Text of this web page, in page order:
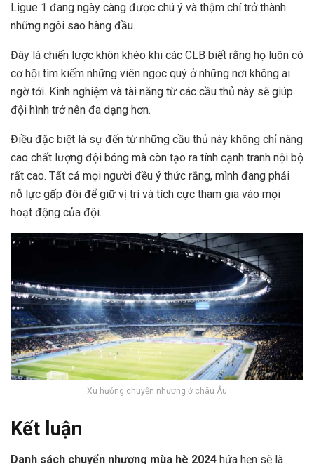
Ligue 1 đang ngày càng được chú ý và thậm chí trở thành
những ngôi sao hàng đầu.
Đây là chiến lược khôn khéo khi các CLB biết rằng họ luôn có
cơ hội tìm kiếm những viên ngọc quý ở những nơi không ai
ngờ tới. Kinh nghiệm và tài năng từ các cầu thủ này sẽ giúp
đội hình trở nên đa dạng hơn.
Điều đặc biệt là sự đến từ những cầu thủ này không chỉ nâng
cao chất lượng đội bóng mà còn tạo ra tính cạnh tranh nội bộ
rất cao. Tất cả mọi người đều ý thức rằng, mình đang phải
nỗ lực gấp đôi để giữ vị trí và tích cực tham gia vào mọi
hoạt động của đội.
Xu hướng chuyển nhượng ở châu Âu
Kết luận
Danh sách chuyển nhượng mùa hè 2024 hứa hẹn sẽ là